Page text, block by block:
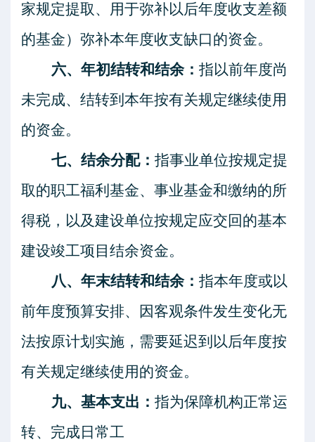
家规定提取、用于弥补以后年度收支差额
的基金）弥补本年度收支缺口的资金。
六、年初结转和结余： 指以前年度尚
未完成、结转到本年按有关规定继续使用
的资金。
七、结余分配： 指事业单位按规定提
取的职工福利基金、事业基金和缴纳的所
得税，以及建设单位按规定应交回的基本
建设竣工项目结余资金。
八、年末结转和结余： 指本年度或以
前年度预算安排、因客观条件发生变化无
法按原计划实施，需要延迟到以后年度按
有关规定继续使用的资金。
九、基本支出： 指为保障机构正常运
转、完成日常工